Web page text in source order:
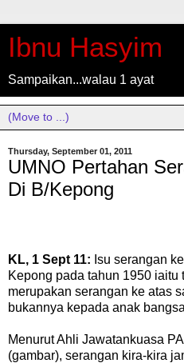
Ibnu Hasyim
Sampaikan...walau 1 ayat
Thursday, September 01, 2011
UMNO Pertahan
Di B/Kepong
KL, 1 Sept 11: Isu serangan
Kepong pada tahun 1950
merupakan serangan ke atas
bukannya kepada anak
Menurut Ahli Jawatankuasa
(gambar), serangan kira-kira